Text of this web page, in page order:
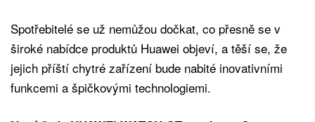
Spotřebitelé se už nemůžou dočkat, co přesně se v
široké nabídce produktů Huawei objeví, a těší se, že
jejich příští chytré zařízení bude nabité inovativními
funkcemi a špičkovými technologiemi.